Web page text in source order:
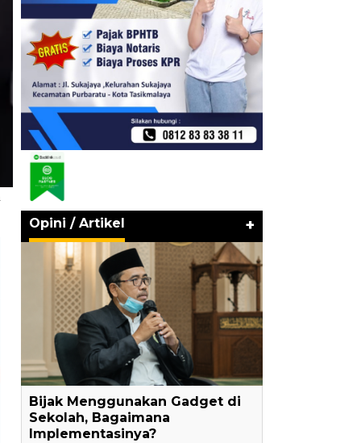
Opini / Artikel +
Bijak Menggunakan Gadget di
Sekolah, Bagaimana
Implementasinya?